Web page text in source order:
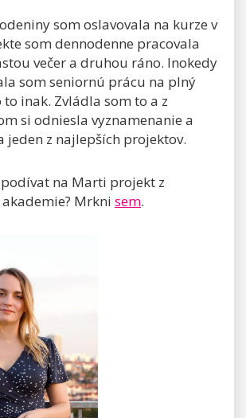
som oslavovala na kurze v
som dennodenne pracovala
večer a druhou ráno. Inokedy
som seniornú prácu na plný
to inak. Zvládla som to a z
si odniesla vyznamenanie a
jeden z najlepších projektov.
podívat na Marti projekt z
Mrkni sem.